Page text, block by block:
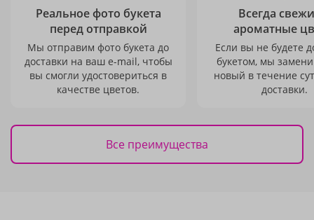
Реальное фото букета
перед отправкой
Мы отправим фото букета до
доставки на ваш e-mail, чтобы
вы смогли удостовериться в
качестве цветов.
Всегда
ароматные
Если вы не будете
букетом, мы
новый в течение
доставки.
Все преимущества